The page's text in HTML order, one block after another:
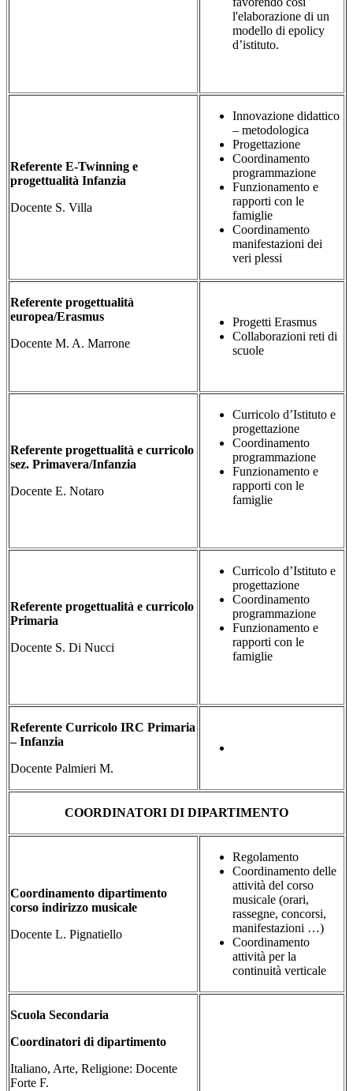
l'elaborazione di un
modello di epolicy
d’istituto.
Referente E-Twinning e
progettualità Infanzia
Docente S. Villa
Innovazione didattico
– metodologica
Progettazione
Coordinamento
programmazione
Funzionamento e
rapporti con le
famiglie
Coordinamento
manifestazioni dei
veri plessi
Referente progettualità
europea/Erasmus
Docente M. A. Marrone
Progetti Erasmus
Collaborazioni reti di
scuole
Referente progettualità e curricolo
sez. Primavera/Infanzia
Docente E. Notaro
Curricolo d’Istituto e
progettazione
Coordinamento
programmazione
Funzionamento e
rapporti con le
famiglie
Referente progettualità e curricolo
Primaria
Docente S. Di Nucci
Curricolo d’Istituto e
progettazione
Coordinamento
programmazione
Funzionamento e
rapporti con le
famiglie
Referente Curricolo IRC Primaria
– Infanzia
Docente Palmieri M.
COORDINATORI DI DIPARTIMENTO
Coordinamento dipartimento
corso indirizzo musicale
Docente L. Pignatiello
Regolamento
Coordinamento delle
attività del corso
musicale (orari,
rassegne, concorsi,
manifestazioni …)
Coordinamento
attività per la
continuità verticale
Scuola Secondaria
Coordinatori di dipartimento
Italiano, Arte, Religione: Docente
Forte F.